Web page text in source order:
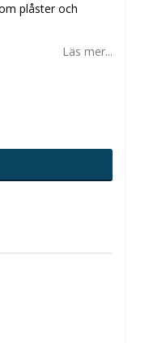
plåster och
Läs mer...